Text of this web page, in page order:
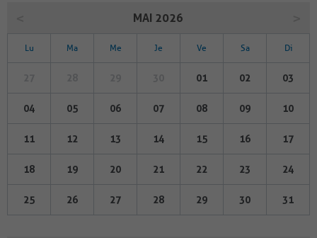
MAI 2026
Lu Ma Me Je Ve Sa Di
01 02 03
04 05 06 07 08 09 10
11 12 13 14 15 16 17
18 19 20 21 22 23 24
25 26 27 28 29 30 31